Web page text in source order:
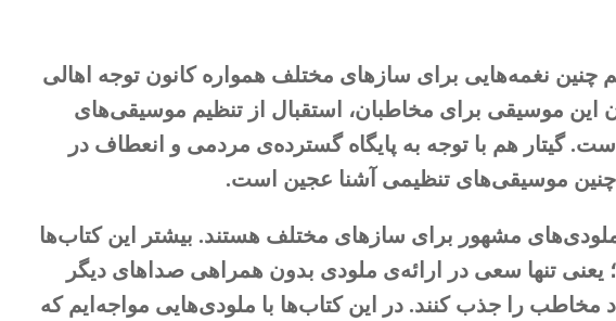
نغمه‌هایی برای سازهای مختلف همواره کانون توجه اهالی
این موسیقی برای مخاطبان، استقبال از تنظیم موسیقی‌های
گیتار هم با توجه به پایگاه گسترده‌ی مردمی و انعطاف در
چنین موسیقی‌های تنظیمی آشنا عجین است.
مشهور برای سازهای مختلف هستند. بیشتر این کتاب‌ها
یعنی تنها سعی در ارائه‌ی ملودی بدون همراهی صداهای دیگر
مخاطب را جذب کنند. در این کتاب‌ها با ملودی‌هایی مواجه‌ایم که